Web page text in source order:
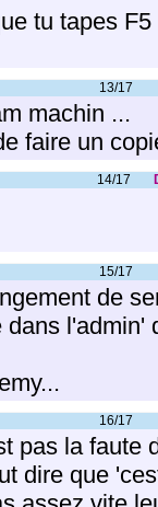
tu tapes
13/17
machin ...
faire un
14/17
15/17
de
dans l'admin'
16/17
pas la faute
dire que